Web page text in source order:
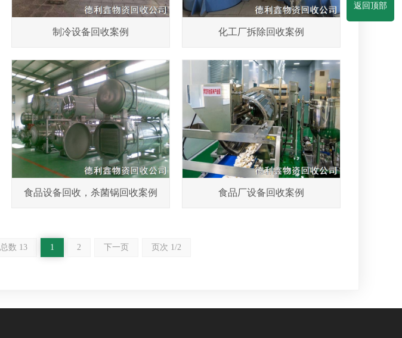
制冷设备回收案例 化工厂拆除回收案例
食品设备回收，杀菌锅回收案例 食品厂设备回收案例
总数 13 1 2 下一页 页次 1/2
返回顶部